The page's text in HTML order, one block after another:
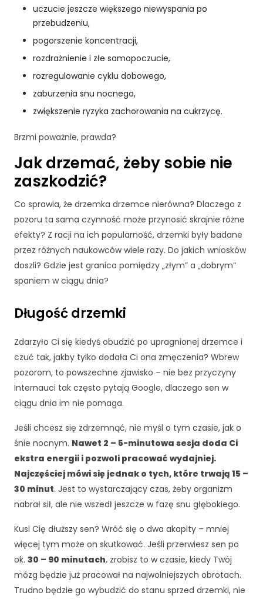
uczucie jeszcze większego niewyspania po
przebudzeniu,
pogorszenie koncentracji,
rozdrażnienie i złe samopoczucie,
rozregulowanie cyklu dobowego,
zaburzenia snu nocnego,
zwiększenie ryzyka zachorowania na cukrzycę.
Brzmi poważnie, prawda?
Jak drzemać, żeby sobie nie
zaszkodzić?
Co sprawia, że drzemka drzemce nierówna? Dlaczego z
pozoru ta sama czynność może przynosić skrajnie różne
efekty? Z racji na ich popularność, drzemki były badane
przez różnych naukowców wiele razy. Do jakich wniosków
doszli? Gdzie jest granica pomiędzy „złym” a „dobrym”
spaniem w ciągu dnia?
Długość drzemki
Zdarzyło Ci się kiedyś obudzić po upragnionej drzemce i
czuć tak, jakby tylko dodała Ci ona zmęczenia? Wbrew
pozorom, to powszechne zjawisko – nie bez przyczyny
Internauci tak często pytają Google, dlaczego sen w
ciągu dnia im nie pomaga.
Jeśli chcesz się zdrzemnąć, nie myśl o tym czasie, jak o
śnie nocnym. Nawet 2 – 5-minutowa sesja doda Ci
ekstra energii i pozwoli pracować wydajniej.
Najczęściej mówi się jednak o tych, które trwają 15 –
30 minut. Jest to wystarczający czas, żeby organizm
nabrał sił, ale nie wszedł jeszcze w fazę snu głębokiego.
Kusi Cię dłuższy sen? Wróć się o dwa akapity – mniej
więcej tym może on skutkować. Jeśli przerwiesz sen po
ok. 30 – 90 minutach, zrobisz to w czasie, kiedy Twój
mózg będzie już pracował na najwolniejszych obrotach.
Trudno będzie go wybudzić do stanu sprzed drzemki, nie
K
i
e
c
z
n
T
p
ki
c
o
o
e
i
e
s
ą
o
n
a